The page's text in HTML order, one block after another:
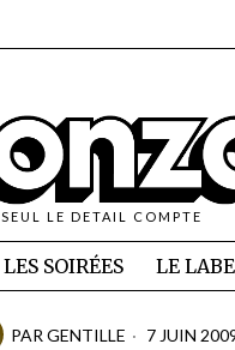
SEUL LE DETAIL COMPTE
LES SOIRÉES LE
PAR GENTILLE 7 JUIN